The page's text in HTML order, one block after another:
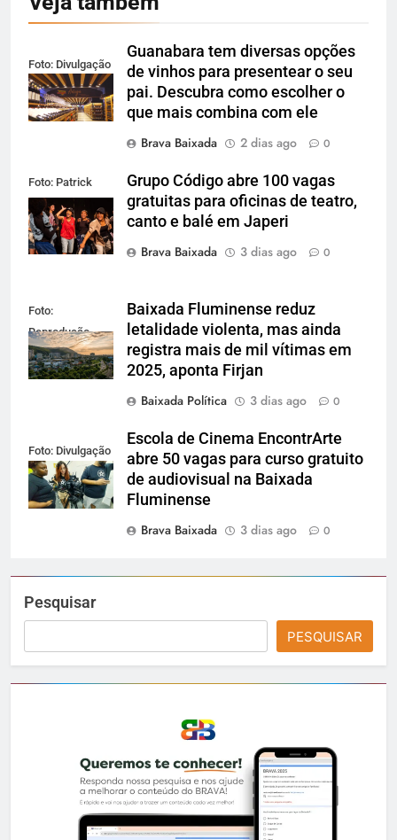
Foto: Divulgação
Guanabara tem diversas opções
de vinhos para presentear o seu
pai. Descubra como escolher o
que mais combina com ele
Brava Baixada
2 dias ago 0
Foto: Patrick
Lima
Grupo Código abre 100 vagas
gratuitas para oficinas de teatro,
canto e balé em Japeri
Brava Baixada
3 dias ago 0
Foto:
Reprodução
Baixada Fluminense reduz
letalidade violenta, mas ainda
registra mais de mil vítimas em
2025, aponta Firjan
Baixada Política
3 dias ago 0
Foto: Divulgação
Escola de Cinema EncontrArte
abre 50 vagas para curso gratuito
de audiovisual na Baixada
Fluminense
Brava Baixada
3 dias ago 0
Pesquisar
PESQUISAR